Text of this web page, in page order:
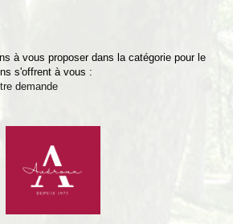
à vous proposer dans la catégorie pour le
s'offrent à vous :
demande